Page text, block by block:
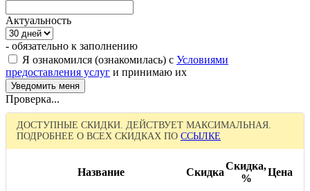
Актуальность
- обязательно к заполнению
Я ознакомился (ознакомилась) с Условиями
предоставления услуг и принимаю их
Проверка...
ДОСТУПНЫЕ СКИДКИ. ДЕЙСТВУЕТ МАКСИМАЛЬНАЯ.
ПОДРОБНЕЕ О ВСЕХ СКИДКАХ ПО ССЫЛКЕ
Название Скидка
Скидка,
%
Цена